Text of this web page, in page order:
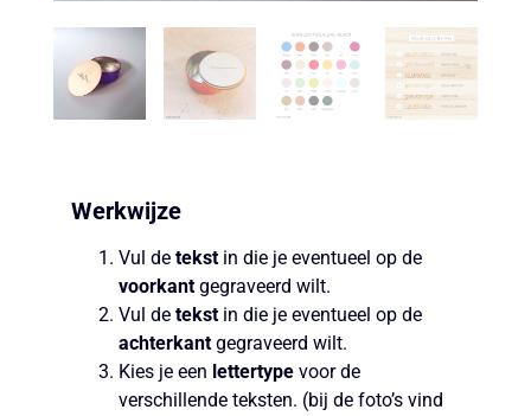
Werkwijze
Vul de tekst in die je eventueel op de
voorkant gegraveerd wilt.
Vul de tekst in die je eventueel op de
achterkant gegraveerd wilt.
Kies je een lettertype voor de
verschillende teksten. (bij de foto’s vind